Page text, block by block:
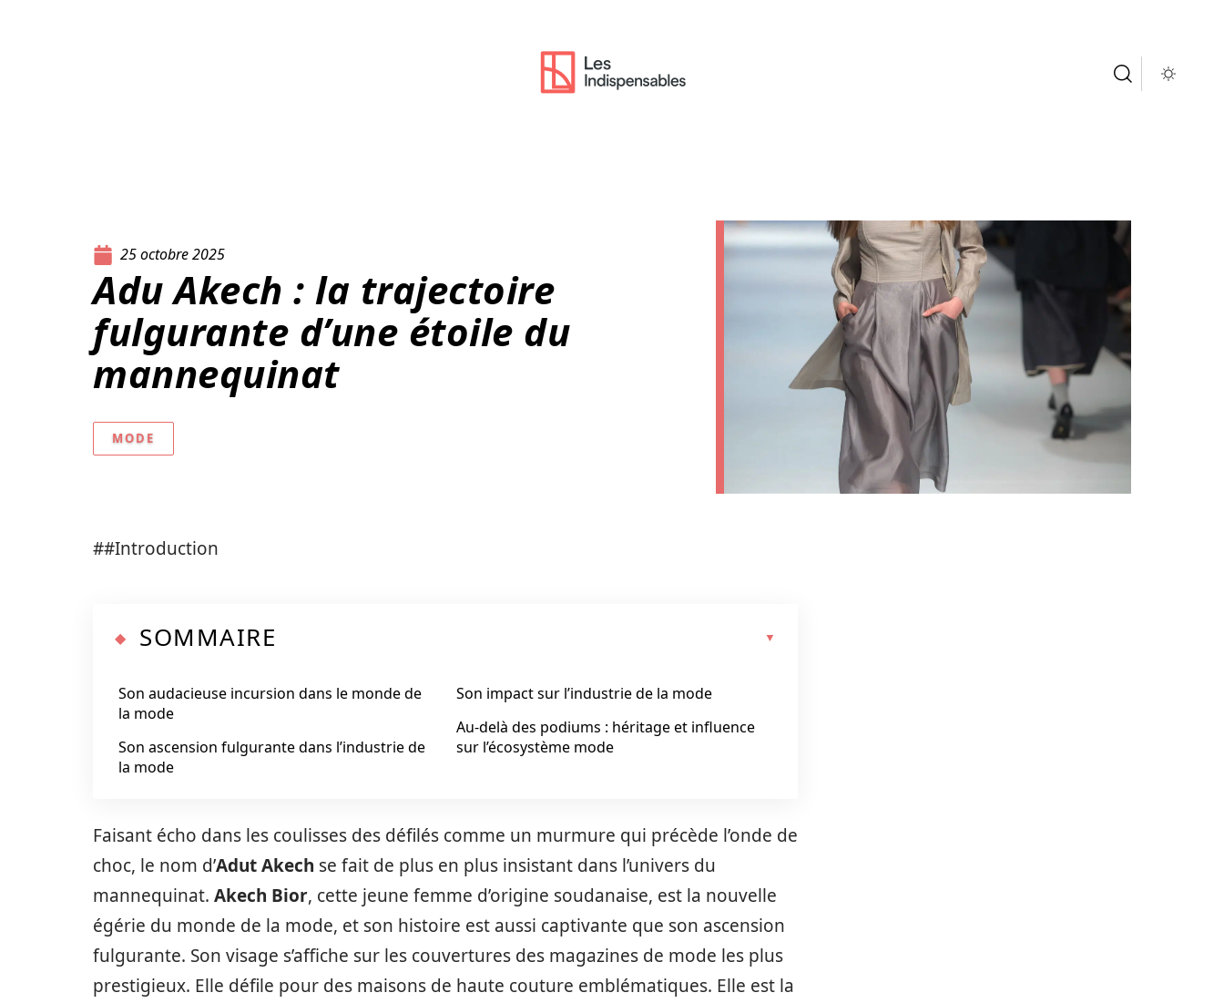
25 octobre 2025
Adu Akech : la trajectoire
fulgurante d’une étoile du
mannequinat
MODE
##Introduction
SOMMAIRE
Son audacieuse incursion dans le monde de
la mode
Son ascension fulgurante dans l’industrie de
la mode
Son impact sur l’industrie de la mode
Au‑delà des podiums : héritage et influence
sur l’écosystème mode
Faisant écho dans les coulisses des défilés comme un murmure qui précède l’onde de
choc, le nom d’Adut Akech se fait de plus en plus insistant dans l’univers du
mannequinat. Akech Bior, cette jeune femme d’origine soudanaise, est la nouvelle
égérie du monde de la mode, et son histoire est aussi captivante que son ascension
fulgurante. Son visage s’affiche sur les couvertures des magazines de mode les plus
prestigieux. Elle défile pour des maisons de haute couture emblématiques. Elle est la